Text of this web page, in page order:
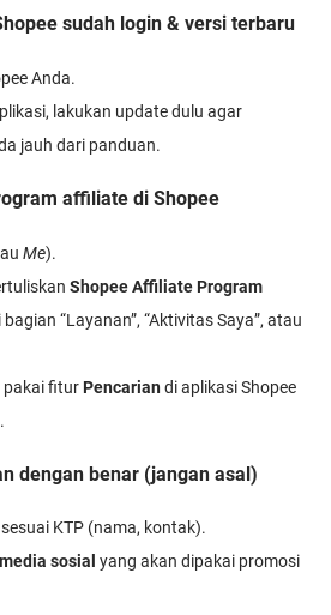
sudah login & versi terbaru
Anda.
lakukan update dulu agar
jauh dari panduan.
affiliate di Shopee
Me).
Shopee Affiliate Program
“Layanan”, “Aktivitas Saya”, atau
pakai fiturPencariandi aplikasi Shopee
.
dengan benar (jangan asal)
KTP (nama, kontak).
sosial yang akan dipakai promosi